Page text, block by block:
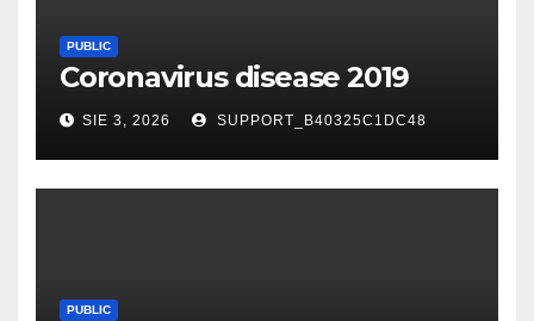
PUBLIC
Coronavirus disease 2019
SIE 3, 2026 SUPPORT_B40325C1DC48
PUBLIC